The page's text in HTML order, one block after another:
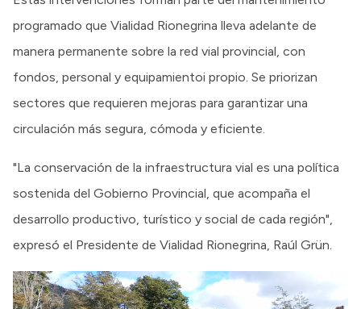
programado que Vialidad Rionegrina lleva adelante de
manera permanente sobre la red vial provincial, con
fondos, personal y equipamientoi propio. Se priorizan
sectores que requieren mejoras para garantizar una
circulación más segura, cómoda y eficiente.
"La conservación de la infraestructura vial es una política
sostenida del Gobierno Provincial, que acompaña el
desarrollo productivo, turístico y social de cada región",
expresó el Presidente de Vialidad Rionegrina, Raúl Grün.